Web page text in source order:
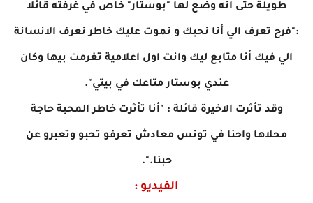
طويلة حتى انه وضع لها "بوستار" خاص في غرفته قائلا
:"فرح تعرف الي أنا نحبك و نموت عليك خاطر نعرف الانسانة
الي فيك أنا متابع ليك وانت اول اعلامية تغرمت بيها وكان
عندي بوستار متاعك في بيتي".
وقد تأثرت الاخيرة قائلة : "أنا تأثرت خاطر المحبة حاجة
محلاها واحنا في تونس معادش تعرفو تحبو وتعبرو عن
حبنا.".
الفيديو :